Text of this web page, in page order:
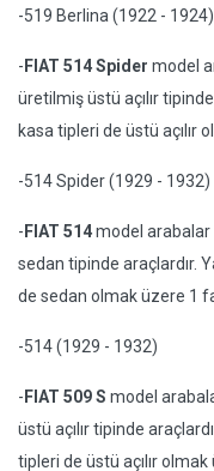
-519 Berlina (1922 - 1924)
- FIAT 514 Spider model
üretilmiş üstü açılır
kasa tipleri de üstü açılır
-514 Spider (1929 - 1932)
- FIAT 514model arabalar
sedan tipinde araçlardır.
de sedan olmak üzere 1
-514 (1929 - 1932)
- FIAT 509 S model
üstü açılır tipinde
tipleri de üstü açılır